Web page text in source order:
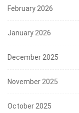
February 2026
January 2026
December 2025
November 2025
October 2025